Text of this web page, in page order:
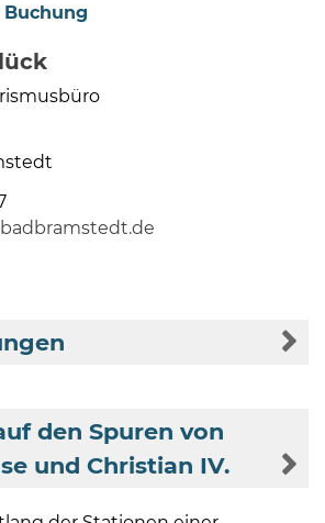
den Spuren von
und Christian IV.